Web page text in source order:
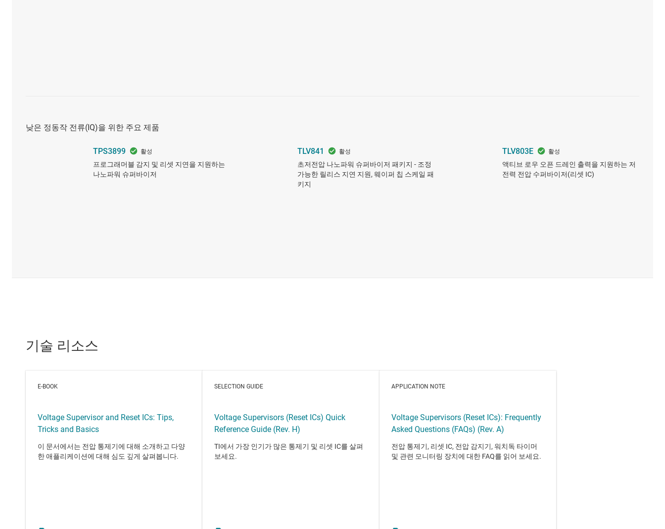
낮은 정동작 전류(IQ)을 위한 주요 제품
TPS3899
프로그래머블 감지 및 리셋 지연을 지원하는
나노파워 슈퍼바이저
TLV841
초저전압 나노파워 슈퍼바이저 패키지 - 조정
가능한 릴리스 지연 지원, 웨이퍼 칩 스케일 패
키지
TLV803E
액티브 로우 오픈 드레인 출력을 지원하는 저
전력 전압 수퍼바이저(리셋 IC)
기술 리소스
E-BOOK
Voltage Supervisor and Reset ICs: Tips,
Tricks and Basics
이 문서에서는 전압 통제기에 대해 소개하고 다양
한 애플리케이션에 대해 심도 깊게 살펴봅니다.
SELECTION GUIDE
Voltage Supervisors (Reset ICs) Quick
Reference Guide (Rev. H)
TI에서 가장 인기가 많은 통제기 및 리셋 IC를 살펴
보세요.
APPLICATION NOTE
Voltage Supervisors (Reset ICs): Frequently
Asked Questions (FAQs) (Rev. A)
전압 통제기, 리셋 IC, 전압 감지기, 워치독 타이머
및 관련 모니터링 장치에 대한 FAQ를 읽어 보세요.